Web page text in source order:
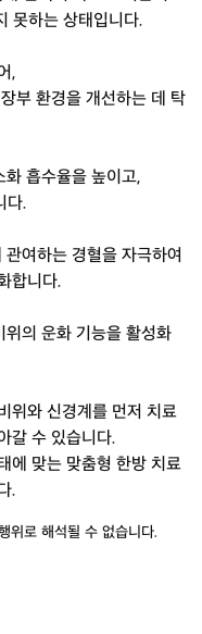
못하는 상태입니다.
,
부 환경을 개선하는 데 탁
흡수율을 높이고,
다.
여하는 경혈을 자극하여
합니다.
의 운화 기능을 활성화
위와 신경계를 먼저 치료
갈 수 있습니다.
에 맞는 맞춤형 한방 치료
.
위로 해석될 수 없습니다.